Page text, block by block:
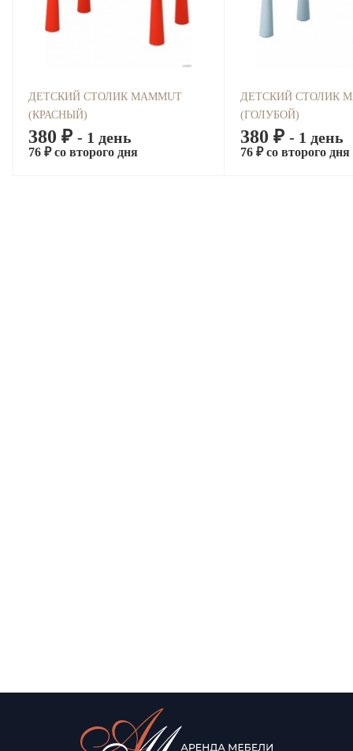
ДЕТСКИЙ СТОЛИК MAMMUT
(КРАСНЫЙ)
380 ₽ - 1 день
76 ₽ со второго дня
ДЕТСКИЙ СТОЛИК
(ГОЛУБОЙ)
380 ₽ - 1 день
76 ₽ со второго дня